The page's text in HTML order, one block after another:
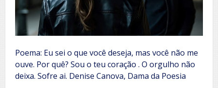
Poema: Eu sei o que você deseja, mas você não me
ouve. Por quê? Sou o teu coração . O orgulho não
deixa. Sofre ai. Denise Canova, Dama da Poesia